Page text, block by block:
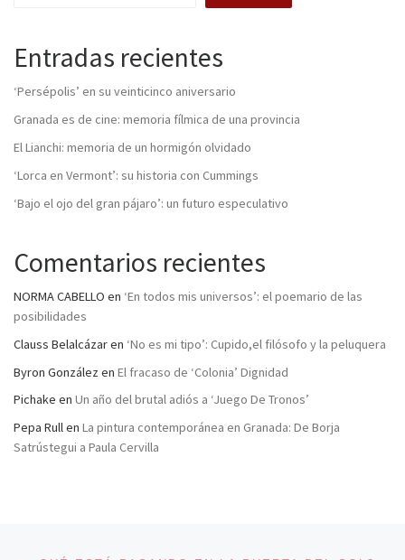
Entradas recientes
‘Persépolis’ en su veinticinco aniversario
Granada es de cine: memoria fílmica de una provincia
El Lianchi: memoria de un hormigón olvidado
‘Lorca en Vermont’: su historia con Cummings
‘Bajo el ojo del gran pájaro’: un futuro especulativo
Comentarios recientes
NORMA CABELLO en ‘En todos mis universos’: el poemario de las
posibilidades
Clauss Belalcázaren ‘No es mi tipo’: Cupido,el filósofo y la peluquera
Byron González en El fracaso de ‘Colonia’ Dignidad
Pichake en Un año del brutal adiós a ‘Juego De Tronos’
Pepa Rullen La pintura contemporánea en Granada: De Borja
Satrústegui a Paula Cervilla